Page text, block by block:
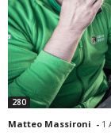
280
Matteo Massironi - 1